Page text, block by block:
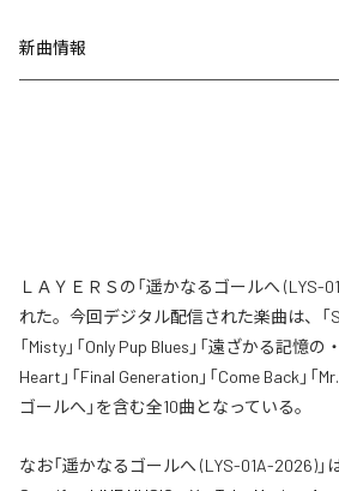
新曲情報
ＬＡＹＥＲＳの「遥かなるゴールへ (LYS-
れた。今回デジタル配信された楽曲は、「
「Misty」「Only Pup Blues」「遠ざかる記憶の
Heart」「Final Generation」「Come Back」「
ゴールへ」を含む全10曲となっている。
なお「遥かなるゴールへ (LYS-01A-2026)」